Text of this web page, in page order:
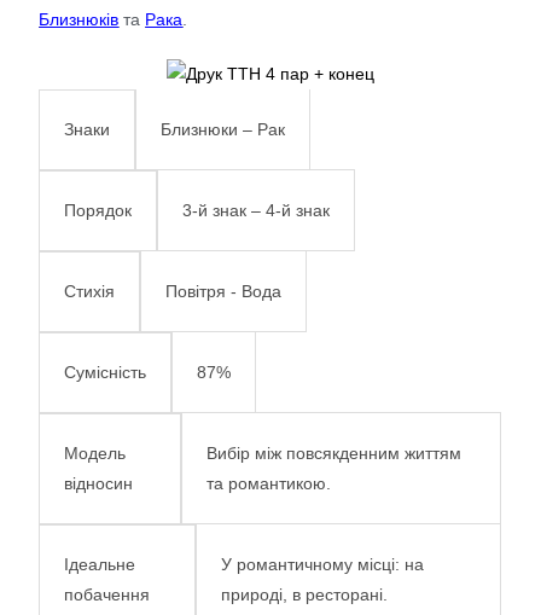
Близнюків та Рака
Знаки Близнюки – Рак
Порядок 3-й знак – 4-й знак
Стихія Повітря - Вода
Сумісність 87%
Модель
відносин
Вибір між повсякденним життям
та романтикою.
Ідеальне
побачення
У романтичному місці: на
природі, в ресторані.